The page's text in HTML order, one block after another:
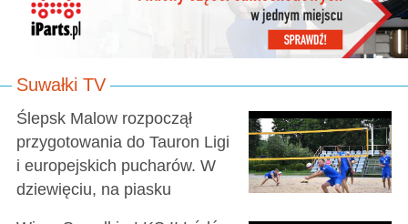
Suwałki TV
Ślepsk Malow rozpoczął
przygotowania do Tauron Ligi
i europejskich pucharów. W
dziewięciu, na piasku